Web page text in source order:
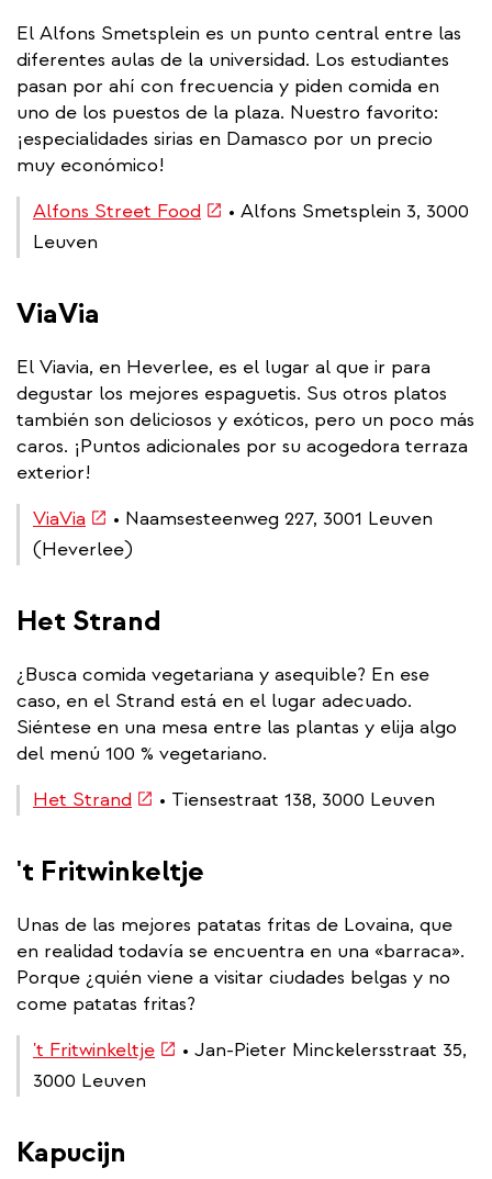
El Alfons Smetsplein es un punto central entre las
diferentes aulas de la universidad. Los estudiantes
pasan por ahí con frecuencia y piden comida en
uno de los puestos de la plaza. Nuestro favorito:
¡especialidades sirias en Damasco por un precio
muy económico!
Alfons Street Food (link• Alfons Smetsplein 3, 3000
Leuven
ViaVia
El Viavia, en Heverlee, es el lugar al que ir para
degustar los mejores espaguetis. Sus otros platos
también son deliciosos y exóticos, pero un poco más
caros. ¡Puntos adicionales por su acogedora terraza
exterior!
ViaVia (link
is
• Naamsesteenweg 227, 3001 Leuven
(Heverlee)
Het Strand
¿Busca comida vegetariana y asequible? En ese
caso, en el Strand está en el lugar adecuado.
Siéntese en una mesa entre las plantas y elija algo
del menú 100 % vegetariano.
Het Strand (link
external)
• Tiensestraat 138, 3000 Leuven
't Fritwinkeltje
Unas de las mejores patatas fritas de Lovaina, que
en realidad todavía se encuentra en una «barraca».
Porque ¿quién viene a visitar ciudades belgas y no
come patatas fritas?
't Fritwinkeltje(link• Jan-Pieter Minckelersstraat 35,
3000 Leuven
Kapucijn